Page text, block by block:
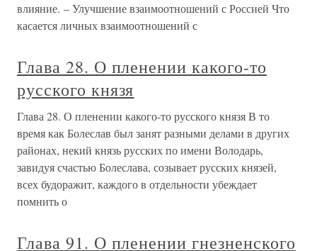
влияние. – Улучшение взаимоотношений с Россией Что
касается личных взаимоотношений с
Глава 28. О пленении какого-то
русского князя
Глава 28. О пленении какого-то русского князя В то
время как Болеслав был занят разными делами в других
районах, некий князь русских по имени Володарь,
завидуя счастью Болеслава, созывает русских князей,
всех будоражит, каждого в отдельности убеждает
помнить о
Глава 91. О пленении гнезненского